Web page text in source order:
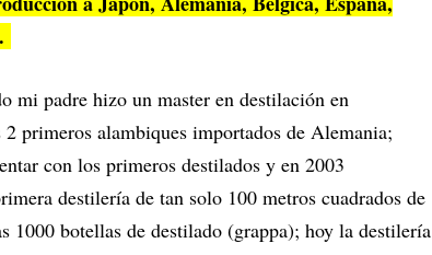
mi padre hizo un master en destilación en
primeros alambiques importados de Alemania;
con los primeros destilados y en 2003
destilería de tan solo 100 metros cuadrados de
1000 botellas de destilado (grappa); hoy la destilería